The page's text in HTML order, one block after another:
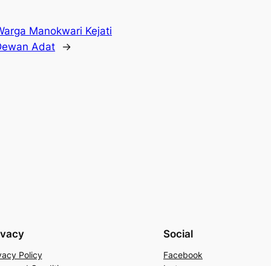
Manokwari Kejati
Adat
→
Policy
Social
Facebook